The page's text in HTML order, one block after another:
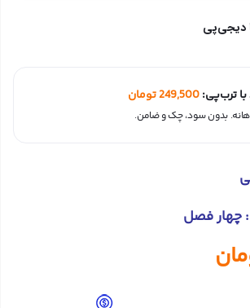
ترب‌پی:249,500تومان
فصل